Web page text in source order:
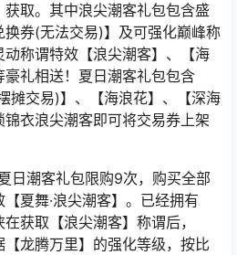
取。其中浪尖潮客礼包包含盛
券(无法交易)】及可强化巅峰称
称谓特效【浪尖潮客】、【海
礼相送！夏日潮客礼包包含
摊交易)】、【海浪花】、【深海
衣浪尖潮客即可将交易券上架
日潮客礼包限购9次，购买全部
夏舞·浪尖潮客】。已经拥有
获取【浪尖潮客】称谓后，
【龙腾万里】的强化等级，按比